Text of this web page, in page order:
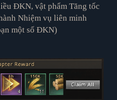
ĐKN, vật phẩm Tăng tốc
Nhiệm vụ liên minh
một số ĐKN)